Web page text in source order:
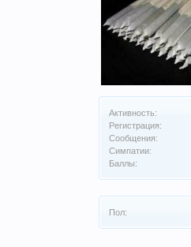
Активность:
Регистрация:
Сообщения:
Симпатии:
Баллы:
Пол: